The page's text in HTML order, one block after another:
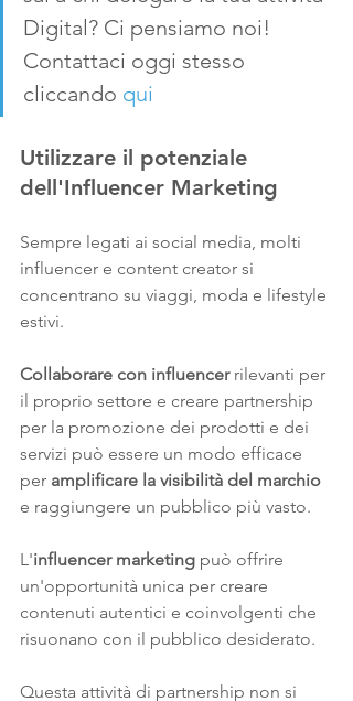
Digital? Ci pensiamo noi!
Contattaci oggi stesso
cliccando qui
Utilizzare il potenziale
dell'Influencer Marketing
Sempre legati ai social media, molti
influencer e content creator si
concentrano su viaggi, moda e lifestyle
estivi.
Collaborare con influencer rilevanti per
il proprio settore e creare partnership
per la promozione dei prodotti e dei
servizi può essere un modo efficace
per amplificare la visibilità del marchio
e raggiungere un pubblico più vasto.
L'influencer marketing può offrire
un'opportunità unica per creare
contenuti autentici e coinvolgenti che
risuonano con il pubblico desiderato.
Questa attività di partnership non si